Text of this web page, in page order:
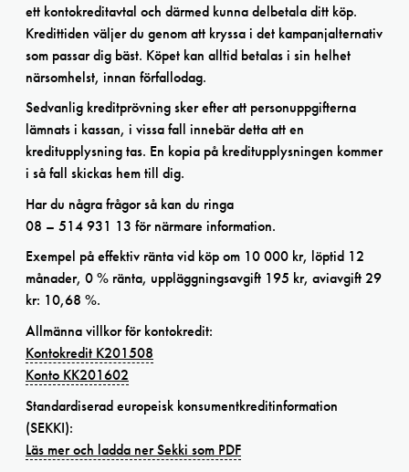
ett kontokreditavtal och därmed kunna delbetala ditt köp.
Kredittiden väljer du genom att kryssa i det kampanjalternativ
som passar dig bäst. Köpet kan alltid betalas i sin helhet
närsomhelst, innan förfallodag.
Sedvanlig kreditprövning sker efter att personuppgifterna
lämnats i kassan, i vissa fall innebär detta att en
kreditupplysning tas. En kopia på kreditupplysningen kommer
i så fall skickas hem till dig.
Har du några frågor så kan du ringa
08 – 514 931 13 för närmare information.
Exempel på effektiv ränta vid köp om 10 000 kr, löptid 12
månader, 0 % ränta, uppläggningsavgift 195 kr, aviavgift 29
kr: 10,68 %.
Allmänna villkor för kontokredit:
Kontokredit K201508
Konto KK201602
Standardiserad europeisk konsumentkreditinformation
(SEKKI):
Läs mer och ladda ner Sekki som PDF